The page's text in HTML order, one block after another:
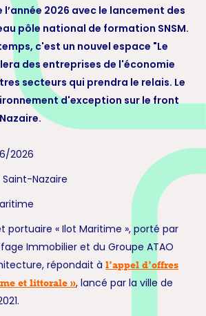
2026 avec le lancement des
pôle national de formation SNSM.
c'est un nouvel espace "Le
des entreprises de l'économie
secteurs qui prendra le relais. Le
d'exception sur le front
2026
Saint-Nazaire
portuaire « Ilot Maritime », porté par
Immobilier et du Groupe ATAO
répondait à l’appel d’offres
et littorale », lancé par la ville de